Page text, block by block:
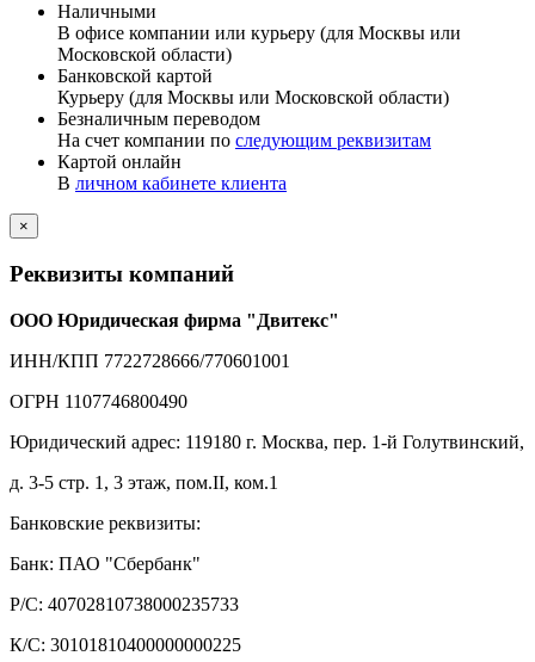
Наличными
В офисе компании или курьеру (для Москвы или
Московской области)
Банковской картой
Курьеру (для Москвы или Московской области)
Безналичным переводом
На счет компании по следующим реквизитам
Картой онлайн
В личном кабинете клиента
×
Реквизиты компаний
ООО Юридическая фирма "Двитекс"
ИНН/КПП 7722728666/770601001
ОГРН 1107746800490
Юридический адрес: 119180 г. Москва, пер. 1-й Голутвинский,
д. 3-5 стр. 1, 3 этаж, пом.II, ком.1
Банковские реквизиты:
Банк: ПАО "Сбербанк"
Р/С: 40702810738000235733
К/С: 30101810400000000225